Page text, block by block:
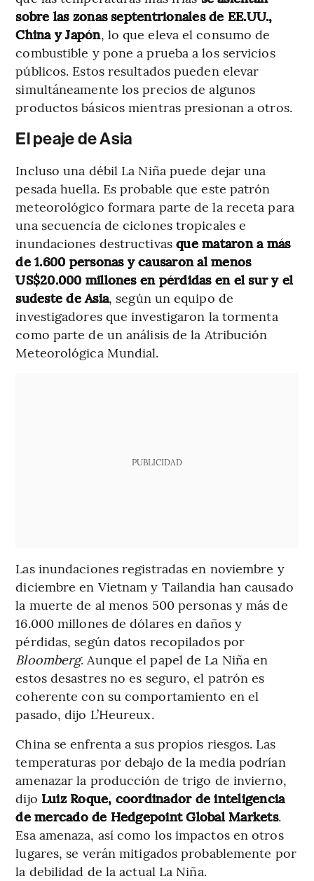
sobre las zonas septentrionales de EE.UU.,
China y Japón, lo que eleva el consumo de
combustible y pone a prueba a los servicios
públicos. Estos resultados pueden elevar
simultáneamente los precios de algunos
productos básicos mientras presionan a otros.
El peaje de Asia
Incluso una débil La Niña puede dejar una
pesada huella. Es probable que este patrón
meteorológico formara parte de la receta para
una secuencia de ciclones tropicales e
inundaciones destructivasque mataron a más
de 1.600 personas y causaron al menos
US$20.000 millones en pérdidas en el sur y el
sudeste de Asia, según un equipo de
investigadores que investigaron la tormenta
como parte de un análisis de la Atribución
Meteorológica Mundial.
PUBLICIDAD
Las inundaciones registradas en noviembre y
diciembre en Vietnam y Tailandia han causado
la muerte de al menos 500 personas y más de
16.000 millones de dólares en daños y
pérdidas, según datos recopilados por
Bloomberg. Aunque el papel de La Niña en
estos desastres no es seguro, el patrón es
coherente con su comportamiento en el
pasado, dijo L’Heureux.
China se enfrenta a sus propios riesgos. Las
temperaturas por debajo de la media podrían
amenazar la producción de trigo de invierno,
dijo Luiz Roque, coordinador de inteligencia
de mercado de Hedgepoint Global Markets.
Esa amenaza, así como los impactos en otros
lugares, se verán mitigados probablemente por
la debilidad de la actual La Niña.